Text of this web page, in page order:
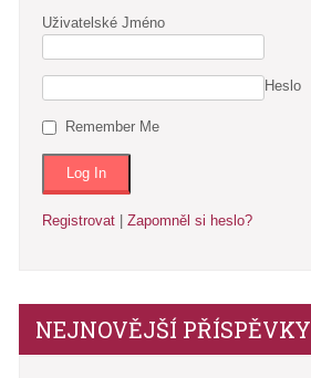
Uživatelské Jméno
Heslo
Remember Me
Registrovat Zapomněl si heslo?
NEJNOVĚJŠÍ PŘÍSPĚVKY